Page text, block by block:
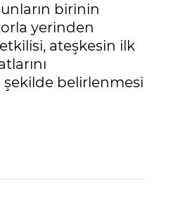
birinin
yerinden
ateşkesin ilk
şekilde belirlenmesi